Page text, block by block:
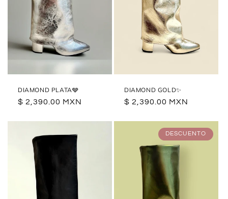
DIAMOND PLATA🩶
Precio
$ 2,390.00 MXN
DIAMOND GOLD✨
Precio
$ 2,390.00 MXN
DESCUENTO